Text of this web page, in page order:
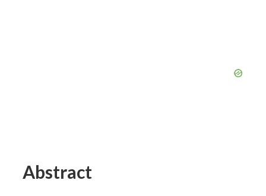
Abstract